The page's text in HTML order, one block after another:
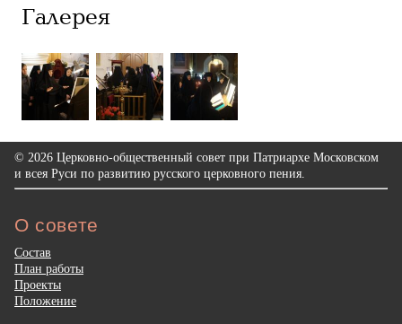
Галерея
© 2026 Церковно-общественный совет при Патриархе Московском
и всея Руси по развитию русского церковного пения.
О совете
Состав
План работы
Проекты
Положение